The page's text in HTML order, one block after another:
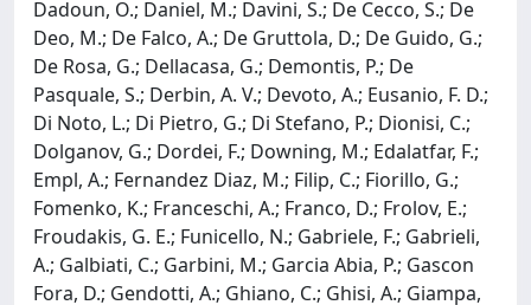
Dadoun, O.; Daniel, M.; Davini, S.; De Cecco, S.; De
Deo, M.; De Falco, A.; De Gruttola, D.; De Guido, G.;
De Rosa, G.; Dellacasa, G.; Demontis, P.; De
Pasquale, S.; Derbin, A. V.; Devoto, A.; Eusanio, F. D.;
Di Noto, L.; Di Pietro, G.; Di Stefano, P.; Dionisi, C.;
Dolganov, G.; Dordei, F.; Downing, M.; Edalatfar, F.;
Empl, A.; Fernandez Diaz, M.; Filip, C.; Fiorillo, G.;
Fomenko, K.; Franceschi, A.; Franco, D.; Frolov, E.;
Froudakis, G. E.; Funicello, N.; Gabriele, F.; Gabrieli,
A.; Galbiati, C.; Garbini, M.; Garcia Abia, P.; Gascon
Fora, D.; Gendotti, A.; Ghiano, C.; Ghisi, A.; Giampa,